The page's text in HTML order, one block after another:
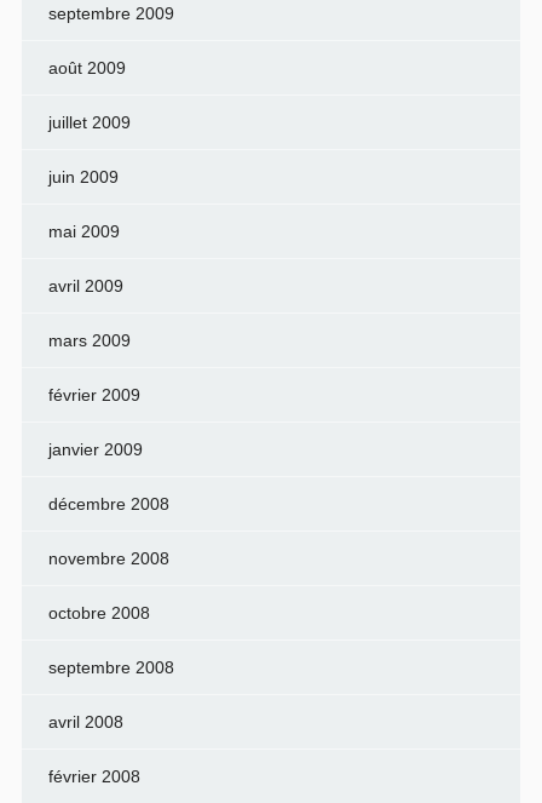
septembre 2009
août 2009
juillet 2009
juin 2009
mai 2009
avril 2009
mars 2009
février 2009
janvier 2009
décembre 2008
novembre 2008
octobre 2008
septembre 2008
avril 2008
février 2008